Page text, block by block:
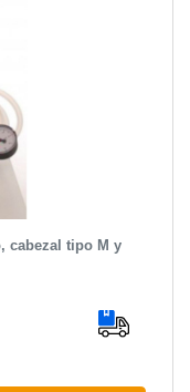
cabezal tipo M y